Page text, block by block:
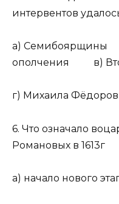
интервентов
а) Семибоярщины
ополчения в)
г) Михаила
6. Что означало
Романовых в 1613г
а) начало нового